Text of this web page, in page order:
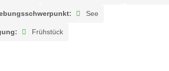
See
Frühstück